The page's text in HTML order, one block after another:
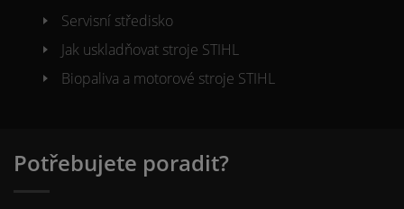
Servisní středisko
Jak uskladňovat stroje STIHL
Biopaliva a motorové stroje STIHL
Potřebujete poradit?